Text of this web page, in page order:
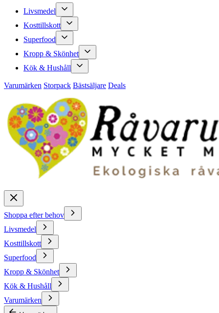
Livsmedel
Kosttillskott
Superfood
Kropp & Skönhet
Kök & Hushåll
Varumärken Storpack Bästsäljare Deals
Shoppa efter behov
Livsmedel
Kosttillskott
Superfood
Kropp & Skönhet
Kök & Hushåll
Varumärken